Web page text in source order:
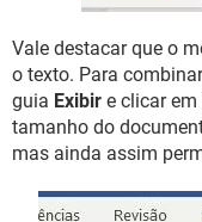
Vale destacar que o
o texto. Para
guia Exibir e clicar em
tamanho do
mas ainda assim